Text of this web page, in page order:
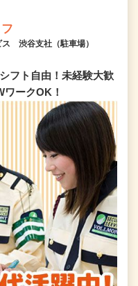
渋谷支社（駐車場）
フト自由！未経験大歓
ークOK！